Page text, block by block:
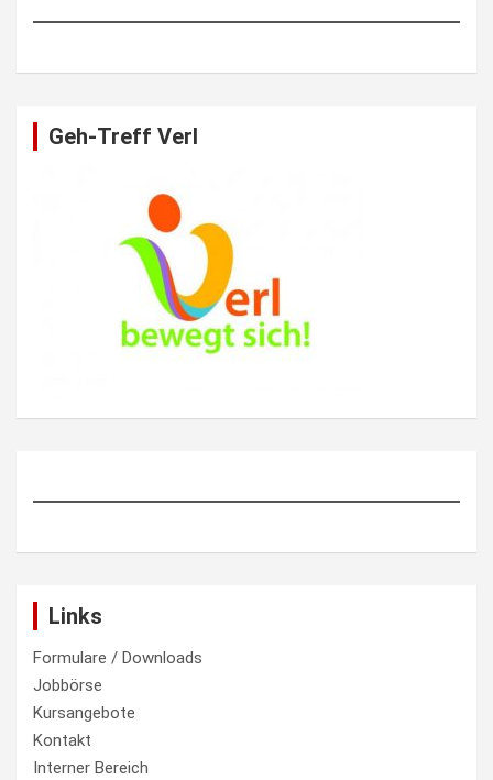
Geh-Treff Verl
Links
Formulare / Downloads
Jobbörse
Kursangebote
Kontakt
Interner Bereich